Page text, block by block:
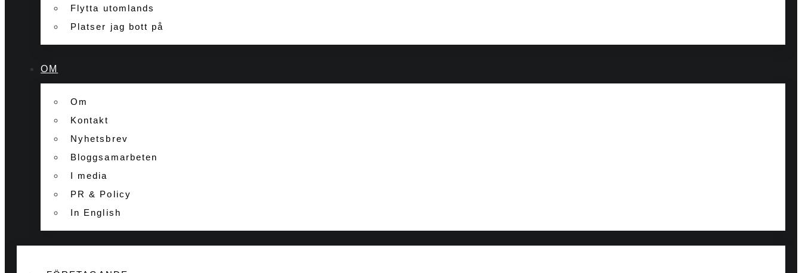
Flytta utomlands
Platser jag bott på
OM
Om
Kontakt
Nyhetsbrev
Bloggsamarbeten
I media
PR & Policy
In English